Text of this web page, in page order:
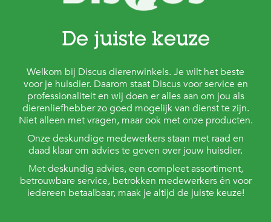
De juiste keuze
Welkom bij Discus dierenwinkels. Je wilt het beste
voor je huisdier. Daarom staat Discus voor service en
professionaliteit en wij doen er alles aan om jou als
dierenliefhebber zo goed mogelijk van dienst te zijn.
Niet alleen met vragen, maar ook met onze producten.
Onze deskundige medewerkers staan met raad en
daad klaar om advies te geven over jouw huisdier.
Met deskundig advies, een compleet assortiment,
betrouwbare service, betrokken medewerkers én voor
iedereen betaalbaar, maak je altijd de juiste keuze!